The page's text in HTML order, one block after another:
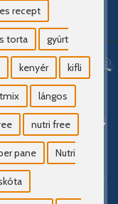
recept
torta gyúrt
kenyér kifli
lángos
nutri free
pane Nutri